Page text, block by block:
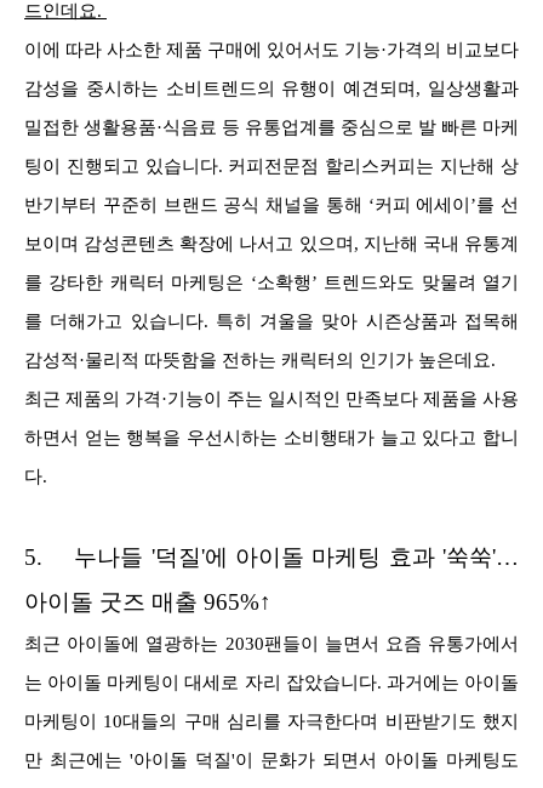
드인데요.
이에 따라 사소한 제품 구매에 있어서도 기능·가격의 비교보다
감성을 중시하는 소비트렌드의 유행이 예견되며, 일상생활과
밀접한 생활용품·식음료 등 유통업계를 중심으로 발 빠른 마케
팅이 진행되고 있습니다. 커피전문점 할리스커피는 지난해 상
반기부터 꾸준히 브랜드 공식 채널을 통해 ‘커피 에세이’를 선
보이며 감성콘텐츠 확장에 나서고 있으며, 지난해 국내 유통계
를 강타한 캐릭터 마케팅은 ‘소확행’ 트렌드와도 맞물려 열기
를 더해가고 있습니다. 특히 겨울을 맞아 시즌상품과 접목해
감성적·물리적 따뜻함을 전하는 캐릭터의 인기가 높은데요.
최근 제품의 가격·기능이 주는 일시적인 만족보다 제품을 사용
하면서 얻는 행복을 우선시하는 소비행태가 늘고 있다고 합니
다.
5.
누나들 '덕질'에 아이돌 마케팅 효과 '쑥쑥'…
아이돌 굿즈 매출 965%↑
최근 아이돌에 열광하는 2030팬들이 늘면서 요즘 유통가에서
는 아이돌 마케팅이 대세로 자리 잡았습니다. 과거에는 아이돌
마케팅이 10대들의 구매 심리를 자극한다며 비판받기도 했지
만 최근에는 '아이돌 덕질'이 문화가 되면서 아이돌 마케팅도